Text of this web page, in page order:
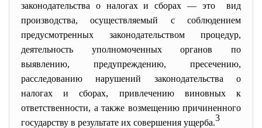
законодательства о налогах и сборах — это вид
производства, осуществляемый с соблюдением
предусмотренных законодательством процедур,
деятельность уполномоченных органов по
выявлению, предупреждению, пресечению,
расследованию нарушений законодательства о
налогах и сборах, привлечению виновных к
ответственности, а также возмещению причиненного
государству в результате их совершения ущерба.3